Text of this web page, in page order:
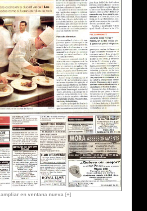
ampliar en ventana nueva [+]